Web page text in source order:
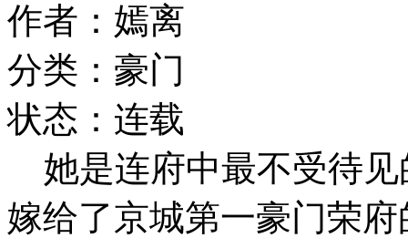
作者：嫣离
分类：豪门
状态：连载
她是连府中最不受待见
嫁给了京城第一豪门荣